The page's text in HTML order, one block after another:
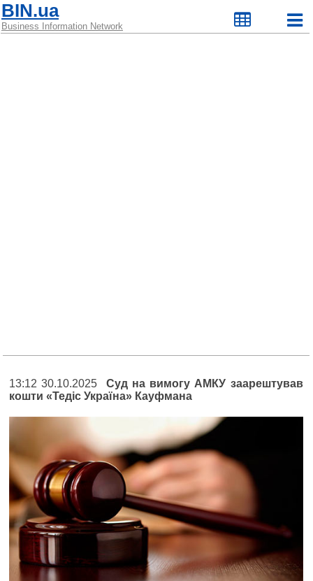
BIN.ua
Business Information Network
13:12 30.10.2025 Суд на вимогу АМКУ заарештував
кошти «Тедіс Україна» Кауфмана